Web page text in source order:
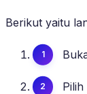
Berikut yaitu
Pilih